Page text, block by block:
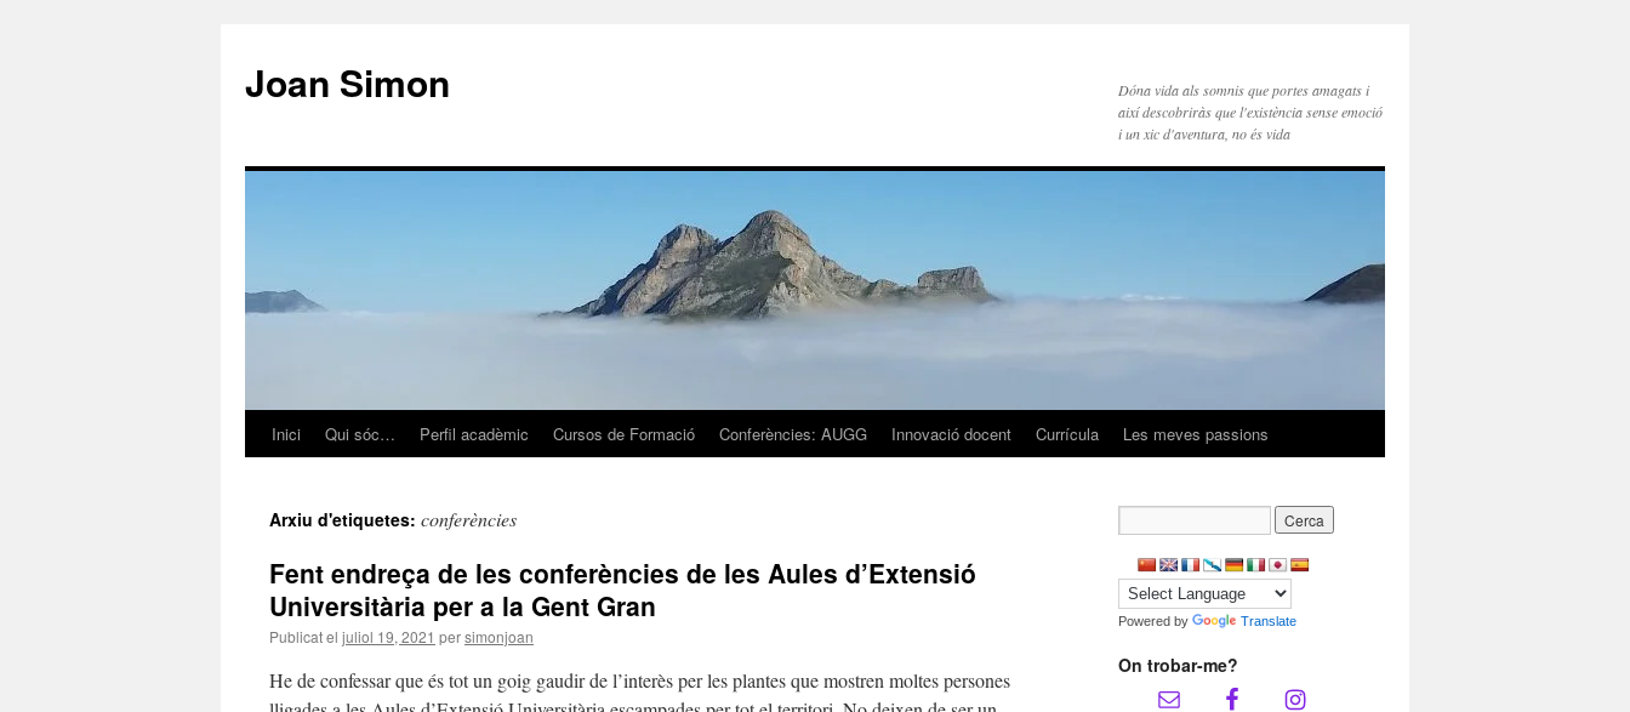
contingut
Joan Simon
Dóna vida als somnis que portes amagats i
així descobriràs que l'existència sense emoció
i un xic d'aventura, no és vida
Inici Qui sóc… Perfil acadèmic Cursos de Formació Conferències: AUGG Innovació docent Currícula Les meves passions
Arxiu d'etiquetes: conferències
Fent endreça de les conferències de les Aules d’Extensió
Universitària per a la Gent Gran
Publicat el juliol 19, 2021 persimonjoan
He de confessar que és tot un goig gaudir de l’interès per les plantes que mostren moltes persones
Powered by Translate
On trobar-me?